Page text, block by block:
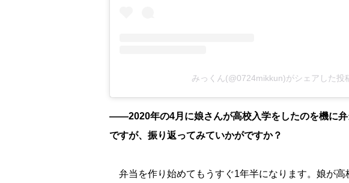
みっくん(@0724mikkun)がシェアした投
――2020年の4月に娘さんが高校入学をしたのを機に弁
ですが、振り返ってみていかがですか？
弁当を作り始めてもうすぐ1年半になります。娘が高